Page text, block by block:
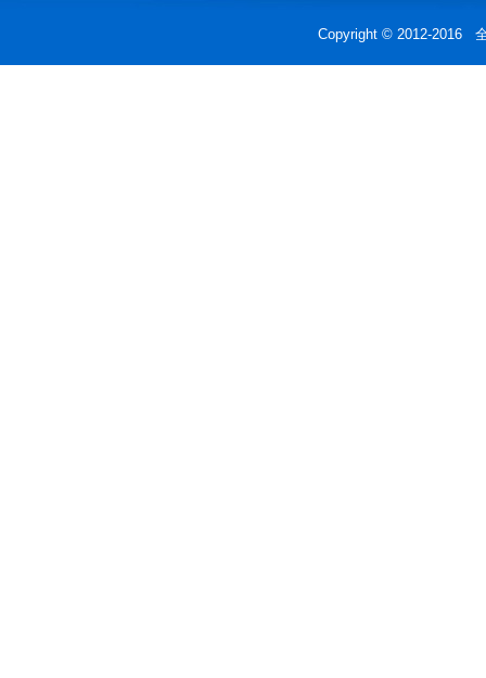
Copyright © 2012-2016